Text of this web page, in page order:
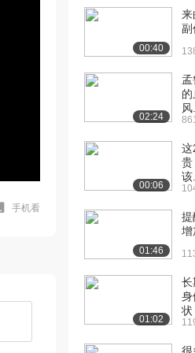
手机看
00:40
来
副
02:24
孟
风...
00:06
这
贵
该...
01:46
提
增
01:02
长
身
状